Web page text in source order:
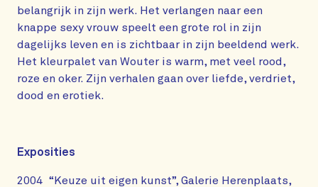
belangrijk in zijn werk. Het verlangen naar een
knappe sexy vrouw speelt een grote rol in zijn
dagelijks leven en is zichtbaar in zijn beeldend werk.
Het kleurpalet van Wouter is warm, met veel rood,
roze en oker. Zijn verhalen gaan over liefde, verdriet,
dood en erotiek.
Exposities
2004 “Keuze uit eigen kunst”, Galerie Herenplaats,